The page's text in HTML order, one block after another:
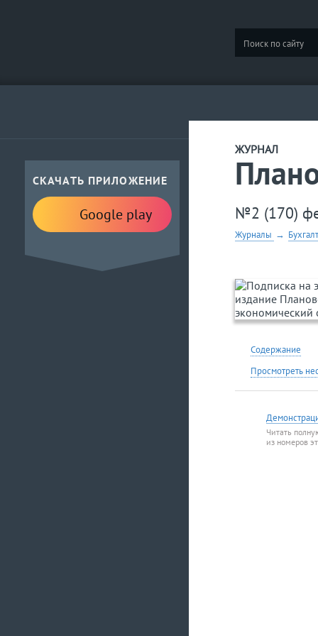
СКАЧАТЬ ПРИЛОЖЕНИЕ
Google play
ЖУРНАЛ
№2 (170)
Журналы →
Содержание
Просмотреть
Читать
из номеров